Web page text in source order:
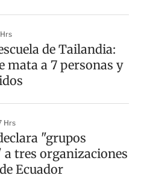
de Tailandia:
mata a 7 personas y
Hrs
"grupos
tres organizaciones
Ecuador